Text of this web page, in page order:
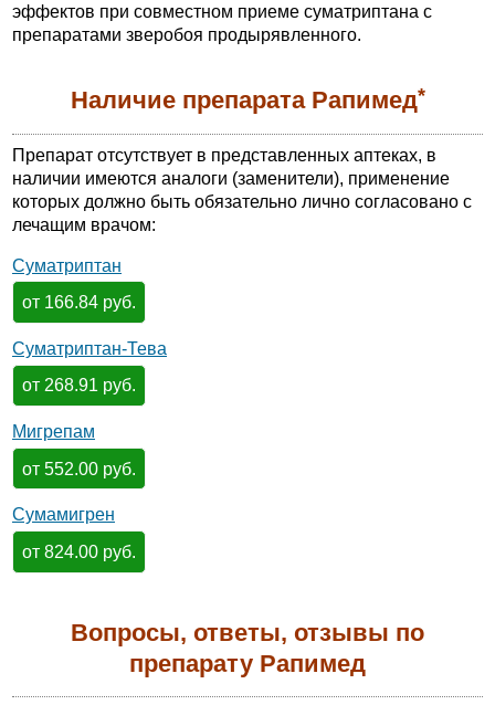
эффектов при совместном приеме суматриптана с
препаратами зверобоя продырявленного.
Наличие препарата Рапимед*
Препарат отсутствует в представленных аптеках, в
наличии имеются аналоги (заменители), применение
которых должно быть обязательно лично согласовано с
лечащим врачом:
Суматриптан
от 166.84 руб.
Суматриптан-Тева
от 268.91 руб.
Мигрепам
от 552.00 руб.
Сумамигрен
от 824.00 руб.
Вопросы, ответы, отзывы по
препарату Рапимед